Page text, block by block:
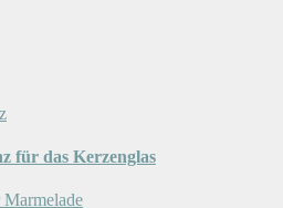
für das Kerzenglas